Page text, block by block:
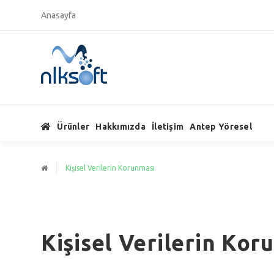
Anasayfa
Ürünler Hakkımızda İletişim Antep Yöresel
Kişisel Verilerin Korunması
Kişisel Verilerin